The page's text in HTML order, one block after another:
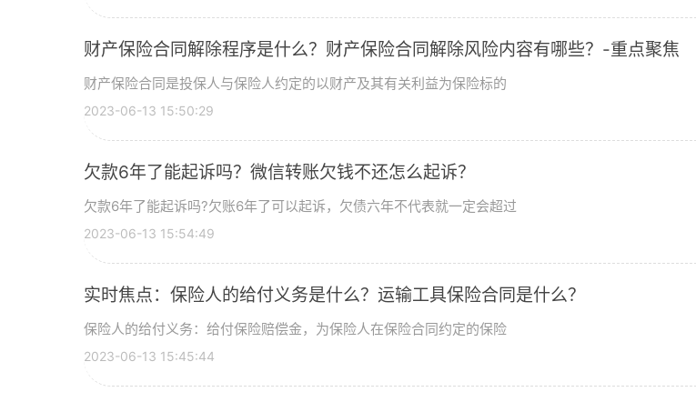
财产保险合同解除程序是什么？财产保险合同解除风险内容有哪些？-重点聚焦
财产保险合同是投保人与保险人约定的以财产及其有关利益为保险标的
2023-06-13 15:50:29
欠款6年了能起诉吗？微信转账欠钱不还怎么起诉？
欠款6年了能起诉吗?欠账6年了可以起诉，欠债六年不代表就一定会超过
2023-06-13 15:54:49
实时焦点：保险人的给付义务是什么？运输工具保险合同是什么？
保险人的给付义务：给付保险赔偿金，为保险人在保险合同约定的保险
2023-06-13 15:45:44